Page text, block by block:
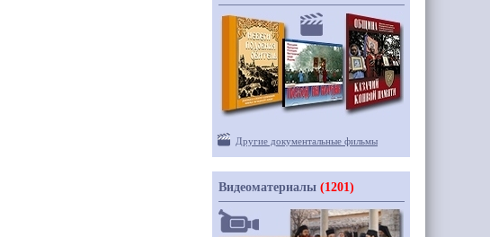
Другие документальные фильмы
Видеоматериалы (1201)